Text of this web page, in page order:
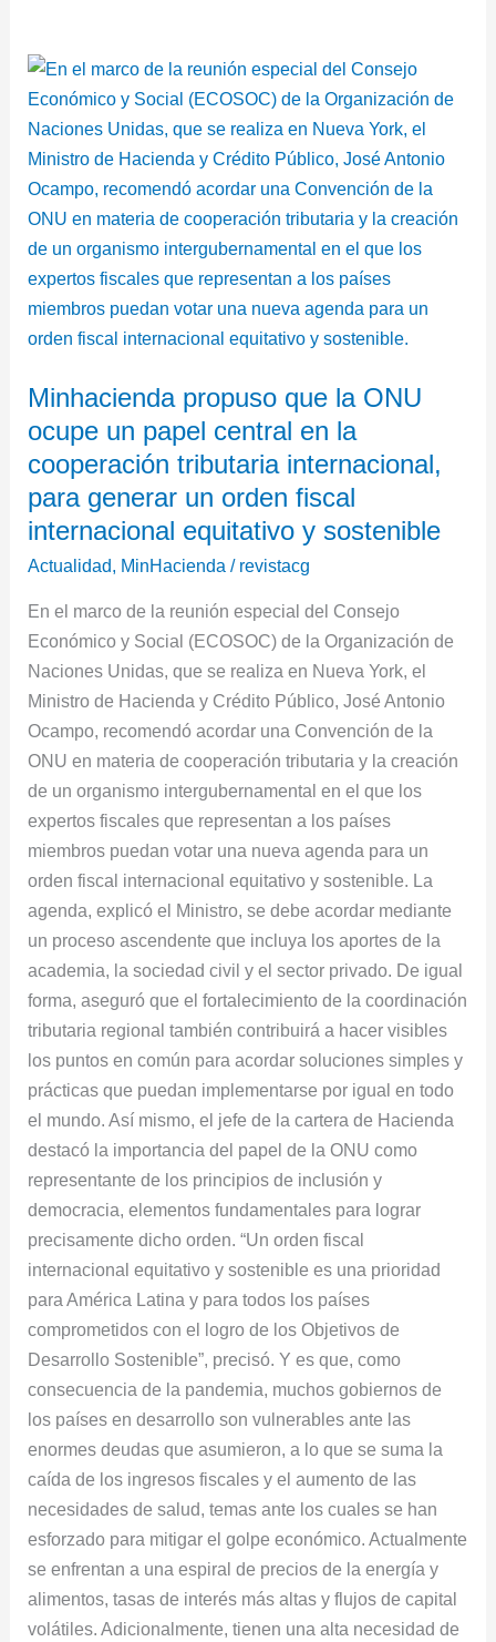
Minhacienda propuso que la ONU
ocupe un papel central en la
cooperación tributaria internacional,
para generar un orden fiscal
internacional equitativo y sostenible
Actualidad MinHacienda / revistacg
En el marco de la reunión especial del Consejo
Económico y Social (ECOSOC) de la Organización de
Naciones Unidas, que se realiza en Nueva York, el
Ministro de Hacienda y Crédito Público, José Antonio
Ocampo, recomendó acordar una Convención de la
ONU en materia de cooperación tributaria y la creación
de un organismo intergubernamental en el que los
expertos fiscales que representan a los países
miembros puedan votar una nueva agenda para un
orden fiscal internacional equitativo y sostenible. La
agenda, explicó el Ministro, se debe acordar mediante
un proceso ascendente que incluya los aportes de la
academia, la sociedad civil y el sector privado. De igual
forma, aseguró que el fortalecimiento de la coordinación
tributaria regional también contribuirá a hacer visibles
los puntos en común para acordar soluciones simples y
prácticas que puedan implementarse por igual en todo
el mundo. Así mismo, el jefe de la cartera de Hacienda
destacó la importancia del papel de la ONU como
representante de los principios de inclusión y
democracia, elementos fundamentales para lograr
precisamente dicho orden. “Un orden fiscal
internacional equitativo y sostenible es una prioridad
para América Latina y para todos los países
comprometidos con el logro de los Objetivos de
Desarrollo Sostenible”, precisó. Y es que, como
consecuencia de la pandemia, muchos gobiernos de
los países en desarrollo son vulnerables ante las
enormes deudas que asumieron, a lo que se suma la
caída de los ingresos fiscales y el aumento de las
necesidades de salud, temas ante los cuales se han
esforzado para mitigar el golpe económico. Actualmente
se enfrentan a una espiral de precios de la energía y
alimentos, tasas de interés más altas y flujos de capital
volátiles. Adicionalmente, tienen una alta necesidad de
Minhacienda
propuso
que
la
ONU
ocupe
un
papel
central
en
cooperación
tributaria
internacional,
generar
un
orden
fiscal
internacional
equitativo
y
sostenible